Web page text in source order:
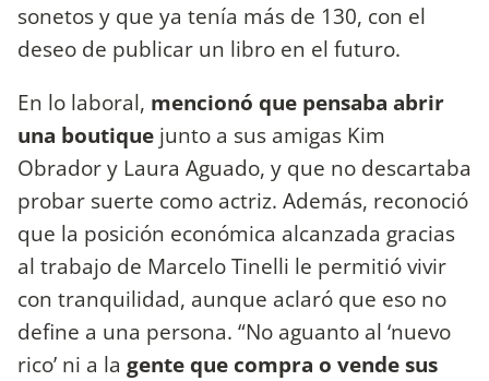
sonetos y que ya tenía más de 130, con el
deseo de publicar un libro en el futuro.
En lo laboral, mencionó que pensaba abrir
una boutique junto a sus amigas Kim
Obrador y Laura Aguado, y que no descartaba
probar suerte como actriz. Además, reconoció
que la posición económica alcanzada gracias
al trabajo de Marcelo Tinelli le permitió vivir
con tranquilidad, aunque aclaró que eso no
define a una persona. “No aguanto al ‘nuevo
rico’ ni a la gente que compra o vende sus